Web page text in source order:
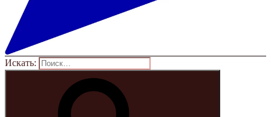
Искать: